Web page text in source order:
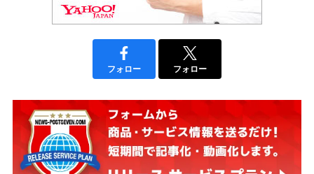
フォロー フォロー